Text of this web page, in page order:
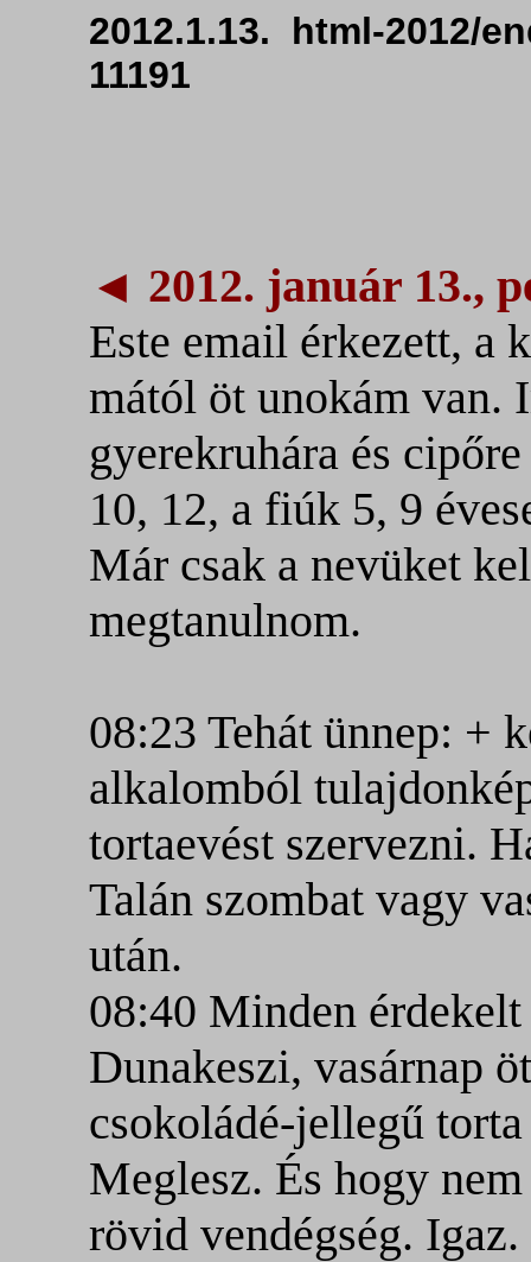
2012.1.13. html-
11191
◄ 2012. január 13.,
Este email érkezett, a
mától öt unokám van.
gyerekruhára és
10, 12, a fiúk 5, 9
Már csak a nevüket
megtanulnom.
08:23 Tehát ünnep: +
alkalomból
tortaevést szervezni.
Talán szombat vagy
után.
08:40 Minden
Dunakeszi, vasárnap
csokoládé-jellegű
Meglesz. És hogy
rövid vendégség. Igaz.